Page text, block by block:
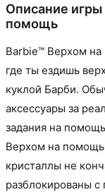
Описание
помощь
Barbie™ Верхом
где ты ездишь
куклой Барби.
аксессуары за
задания на
Верхом на
кристаллы не
разблокированы с